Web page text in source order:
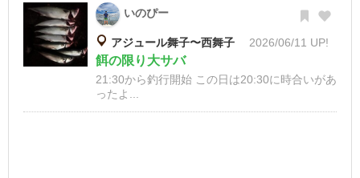
いのぴー
アジュール舞子〜西舞子 2026/06/11 UP!
餌の限り大サバ
21:30から釣行開始 この日は20:30に時合いがあ
ったよ...